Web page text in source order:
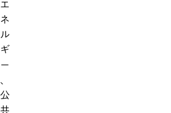
エ
ネ
ル
ギ
ー
、
公